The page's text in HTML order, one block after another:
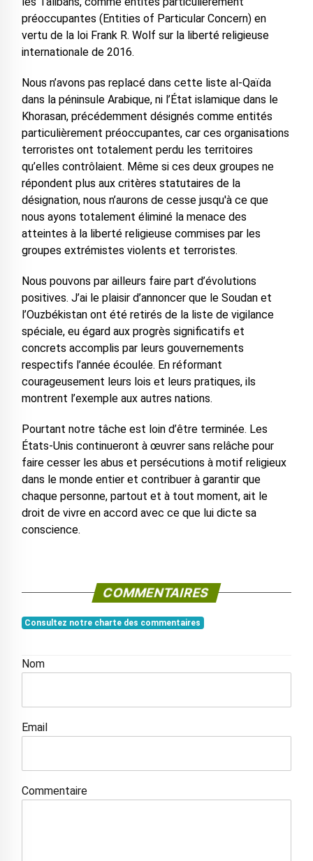
préoccupantes (Entities of Particular Concern) en
vertu de la loi Frank R. Wolf sur la liberté religieuse
internationale de 2016.
Nous n’avons pas replacé dans cette liste al-Qaïda
dans la péninsule Arabique, ni l’État islamique dans le
Khorasan, précédemment désignés comme entités
particulièrement préoccupantes, car ces organisations
terroristes ont totalement perdu les territoires
qu’elles contrôlaient. Même si ces deux groupes ne
répondent plus aux critères statutaires de la
désignation, nous n’aurons de cesse jusqu'à ce que
nous ayons totalement éliminé la menace des
atteintes à la liberté religieuse commises par les
groupes extrémistes violents et terroristes.
Nous pouvons par ailleurs faire part d’évolutions
positives. J’ai le plaisir d’annoncer que le Soudan et
l’Ouzbékistan ont été retirés de la liste de vigilance
spéciale, eu égard aux progrès significatifs et
concrets accomplis par leurs gouvernements
respectifs l’année écoulée. En réformant
courageusement leurs lois et leurs pratiques, ils
montrent l’exemple aux autres nations.
Pourtant notre tâche est loin d’être terminée. Les
États-Unis continueront à œuvrer sans relâche pour
faire cesser les abus et persécutions à motif religieux
dans le monde entier et contribuer à garantir que
chaque personne, partout et à tout moment, ait le
droit de vivre en accord avec ce que lui dicte sa
conscience.
COMMENTAIRES
Consultez notre charte des commentaires
Nom
Email
Commentaire